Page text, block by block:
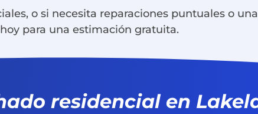
o si necesita reparaciones puntuales o
para una estimación gratuita.
residencial en